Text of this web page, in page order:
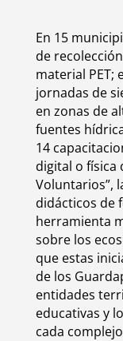
En 15
de
material PET;
jornadas de
en zonas de
fuentes
14
digital o física
Voluntarios”,
didácticos de
herramienta
sobre los
que estas
de los
entidades
educativas y
cada